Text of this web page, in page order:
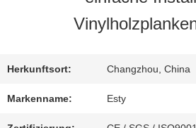
Herkunftsort: Changzhou, China
Markenname: Esty